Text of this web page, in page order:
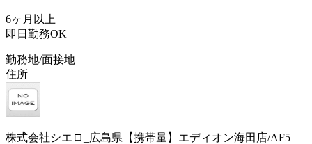
6ヶ月以上
即日勤務OK
勤務地/面接地
住所
株式会社シエロ_広島県【携帯量】エディオン海田店/AF5